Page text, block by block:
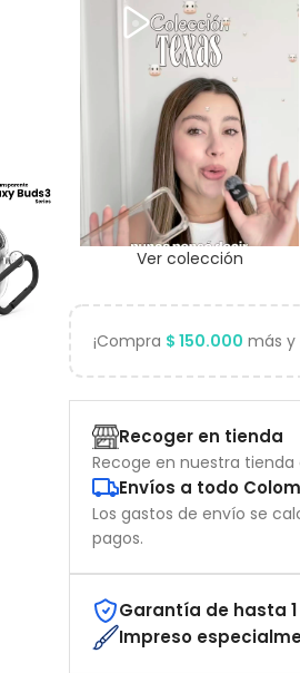
Ver colección
¡Compra $ 150.000 más y
Recoger en tienda
Recoge en nuestra tienda
Envíos a todo
Los gastos de envío se
pagos.
Garantía de hasta
Impreso